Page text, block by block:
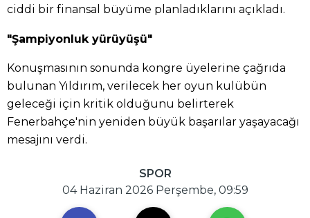
ciddi bir finansal büyüme planladıklarını açıkladı.
"Şampiyonluk yürüyüşü"
Konuşmasının sonunda kongre üyelerine çağrıda
bulunan Yıldırım, verilecek her oyun kulübün
geleceği için kritik olduğunu belirterek
Fenerbahçe'nin yeniden büyük başarılar yaşayacağı
mesajını verdi.
SPOR
04 Haziran 2026 Perşembe, 09:59